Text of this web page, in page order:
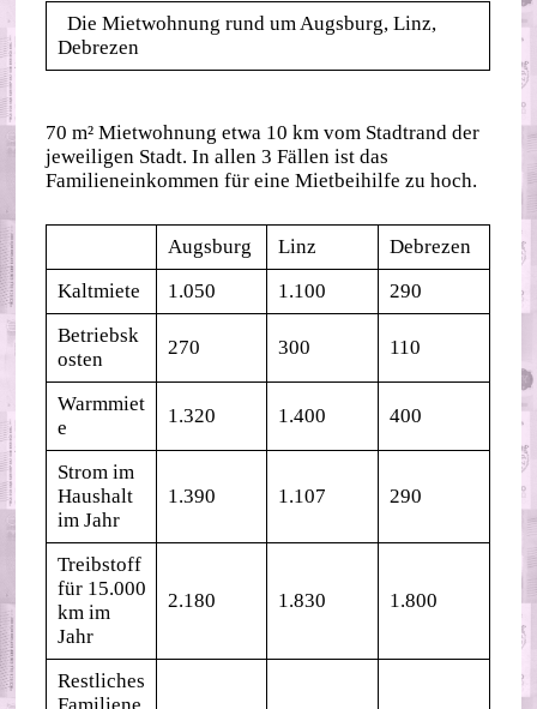
Die Mietwohnung rund um Augsburg, Linz,
Debrezen
70 m² Mietwohnung etwa 10 km vom Stadtrand der
jeweiligen Stadt. In allen 3 Fällen ist das
Familieneinkommen für eine Mietbeihilfe zu hoch.
Augsburg Linz
Debrezen
Kaltmiete
1.050 1.100
290
Betriebsk
osten
270 300 110
Warmmiet
e
1.320 1.400 400
Strom im
Haushalt
im Jahr
1.390 1.107 290
Treibstoff
für 15.000
km im
Jahr
2.180 1.830 1.800
Restliches
Familiene